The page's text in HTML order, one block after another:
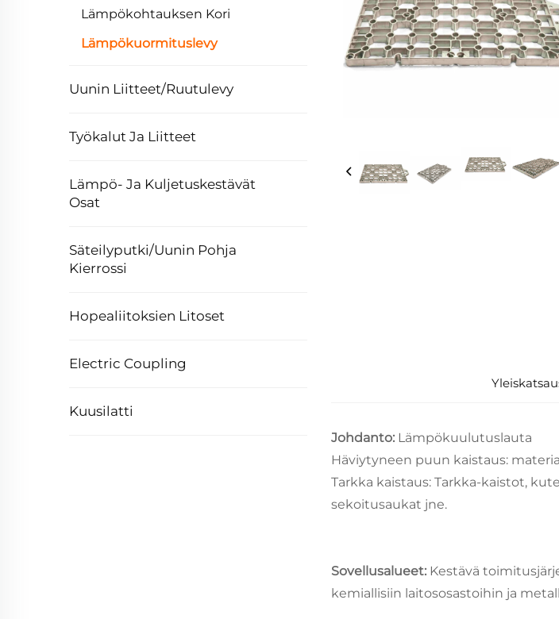
Lämpökohtauksen Kori
Lämpökuormituslevy
Uunin Liitteet/Ruutulevy
Työkalut Ja Liitteet
Lämpö- Ja Kuljetuskestävät
Osat
Säteilyputki/Uunin Pohja
Kierrossi
Hopealiitoksien Litoset
Electric Coupling
Kuusilatti
Johdanto: Lämpökuulutuslauta
Häviytyneen puun kaistaus:
Tarkka kaistaus: Tarkka-kaistot,
sekoitusaukat jne.
Sovellusalueet: Kestävä
kemiallisiin laitososastoihin ja